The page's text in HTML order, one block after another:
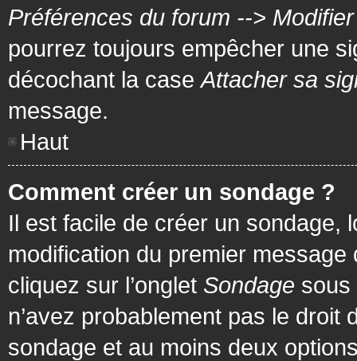
Préférences du forum -->
pourrez toujours empêcher une
décochant la caseAttacher sa
message.
Haut
Comment créer un sondage ?
Il est facile de créer un sondage,
modification du premier
cliquez sur l’onglet Sondage sous
n’avez probablement pas le
sondage et au moins deux